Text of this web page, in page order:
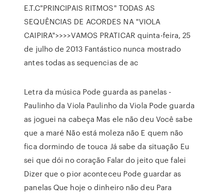
E.T.C"PRINCIPAIS RITMOS" TODAS AS
SEQUÊNCIAS DE ACORDES NA "VIOLA
CAIPIRA">>>>VAMOS PRATICAR quinta-feira, 25
de julho de 2013 Fantástico nunca mostrado
antes todas as sequencias de ac
Letra da música Pode guarda as panelas -
Paulinho da Viola Paulinho da Viola Pode guarda
as joguei na cabeça Mas ele não deu Você sabe
que a maré Não está moleza não E quem não
fica dormindo de touca Já sabe da situação Eu
sei que dói no coração Falar do jeito que falei
Dizer que o pior aconteceu Pode guardar as
panelas Que hoje o dinheiro não deu Para